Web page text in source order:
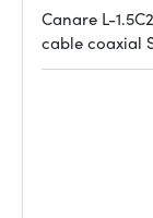
Canare L-
cable coaxial